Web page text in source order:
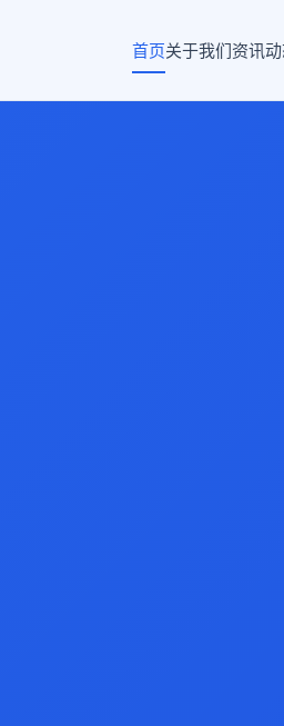
首页关于我们资讯